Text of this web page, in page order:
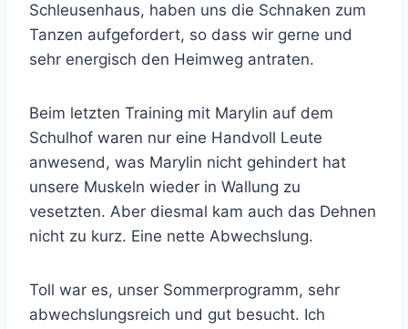
Schleusenhaus, haben uns die Schnaken zum
Tanzen aufgefordert, so dass wir gerne und
sehr energisch den Heimweg antraten.
Beim letzten Training mit Marylin auf dem
Schulhof waren nur eine Handvoll Leute
anwesend, was Marylin nicht gehindert hat
unsere Muskeln wieder in Wallung zu
vesetzten. Aber diesmal kam auch das Dehnen
nicht zu kurz. Eine nette Abwechslung.
Toll war es, unser Sommerprogramm, sehr
abwechslungsreich und gut besucht. Ich